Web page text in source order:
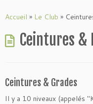
auAccueil » Le Club »
Ceintures &
Ceintures & Grades
Il y a 10 niveaux (appelés